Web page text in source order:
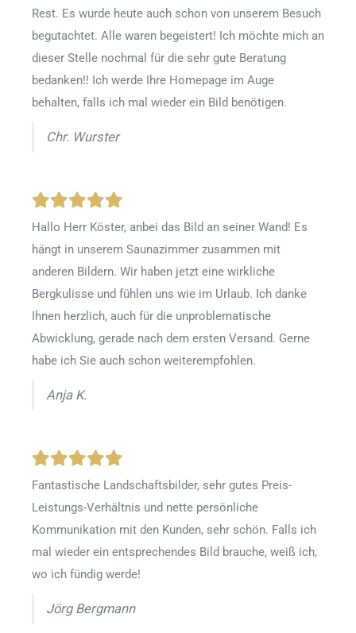
Rest. Es wurde heute auch schon von unserem Besuch
begutachtet. Alle waren begeistert! Ich möchte mich an
dieser Stelle nochmal für die sehr gute Beratung
bedanken!! Ich werde Ihre Homepage im Auge
behalten, falls ich mal wieder ein Bild benötigen.
Chr. Wurster
Hallo Herr Köster, anbei das Bild an seiner Wand! Es
hängt in unserem Saunazimmer zusammen mit
anderen Bildern. Wir haben jetzt eine wirkliche
Bergkulisse und fühlen uns wie im Urlaub. Ich danke
Ihnen herzlich, auch für die unproblematische
Abwicklung, gerade nach dem ersten Versand. Gerne
habe ich Sie auch schon weiterempfohlen.
Anja K.
Fantastische Landschaftsbilder, sehr gutes Preis-
Leistungs-Verhältnis und nette persönliche
Kommunikation mit den Kunden, sehr schön. Falls ich
mal wieder ein entsprechendes Bild brauche, weiß ich,
wo ich fündig werde!
Jörg Bergmann